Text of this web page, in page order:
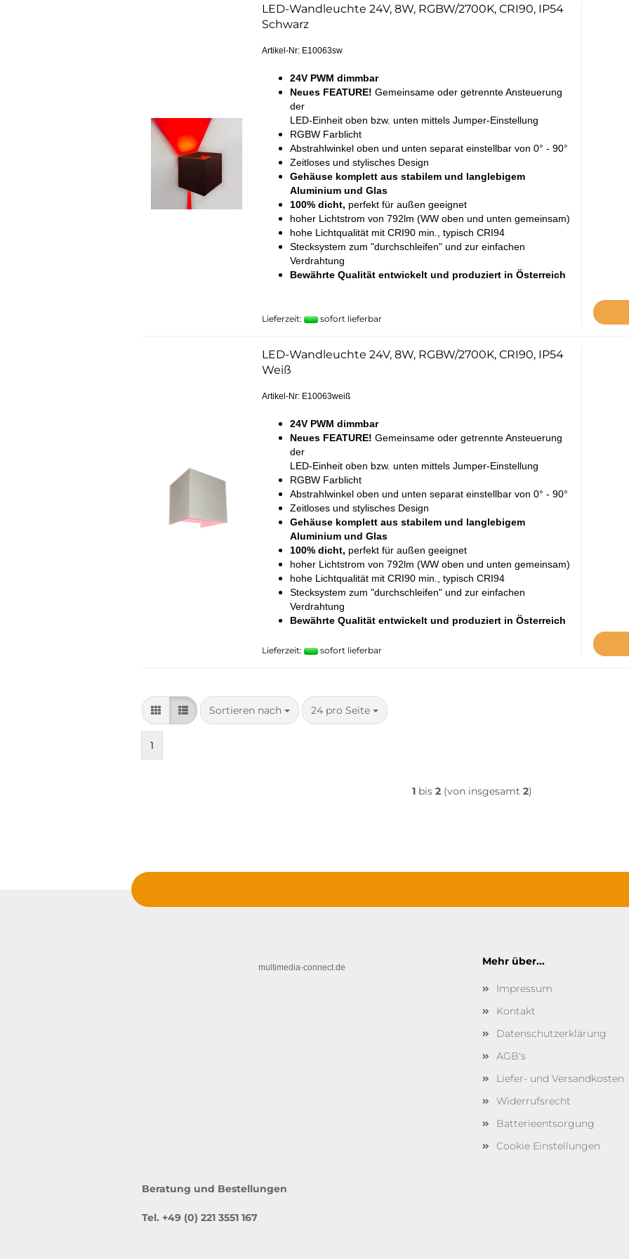
Netzteile
Sensoren
Zubehör
LED-Wandleuchte 24V, 8W, RGBW/2700K, CRI90, IP54
Schwarz
Artikel-Nr: E10063sw
24V PWM dimmbar
Neues FEATURE! Gemeinsame oder getrennte Ansteuerung
der
LED-Einheit oben bzw. unten mittels Jumper-Einstellung
RGBW Farblicht
Abstrahlwinkel oben und unten separat einstellbar von 0° - 90°
Zeitloses und stylisches Design
Gehäuse komplett aus stabilem und langlebigem
Aluminium und Glas
100% dicht, perfekt für außen geeignet
hoher Lichtstrom von 792lm (WW oben und unten gemeinsam)
hohe Lichtqualität mit CRI90 min., typisch CRI94
Stecksystem zum "durchschleifen" und zur einfachen
Verdrahtung
Bewährte Qualität entwickelt und produziert in Österreich
Lieferzeit: sofort lieferbar
LED-Wandleuchte 24V, 8W, RGBW/2700K, CRI90, IP54
Weiß
Artikel-Nr: E10063weiß
24V PWM dimmbar
Neues FEATURE! Gemeinsame oder getrennte Ansteuerung
der
LED-Einheit oben bzw. unten mittels Jumper-Einstellung
RGBW Farblicht
Abstrahlwinkel oben und unten separat einstellbar von 0° - 90°
Zeitloses und stylisches Design
Gehäuse komplett aus stabilem und langlebigem
Aluminium und Glas
100% dicht, perfekt für außen geeignet
hoher Lichtstrom von 792lm (WW oben und unten gemeinsam)
hohe Lichtqualität mit CRI90 min., typisch CRI94
Stecksystem zum "durchschleifen" und zur einfachen
Verdrahtung
Bewährte Qualität entwickelt und produziert in Österreich
Lieferzeit: sofort lieferbar
Sortieren nach
Sortieren nach 24 pro Seite
pro Seite
1
1bis 2(von insgesamt 2)
multimedia-connect.de Mehr über...
Impressum
Kontakt
Datenschutzerklärung
AGB's
Liefer- und Versandkosten
Widerrufsrecht
Batterieentsorgung
Cookie Einstellungen
Beratung und Bestellungen
Tel. +49 (0) 221 3551 167